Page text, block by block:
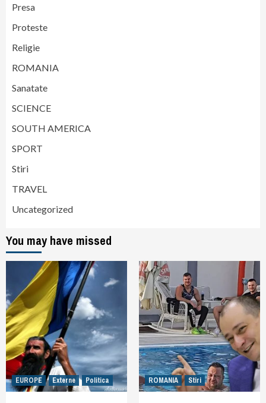
Presa
Proteste
Religie
ROMANIA
Sanatate
SCIENCE
SOUTH AMERICA
SPORT
Stiri
TRAVEL
Uncategorized
You may have missed
EUROPE Externe Politica ROMANIA Stiri